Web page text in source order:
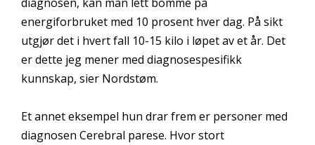
energiforbruket med 10 prosent hver dag. På sikt
utgjør det i hvert fall 10-15 kilo i løpet av et år. Det
er dette jeg mener med diagnosespesifikk
kunnskap, sier Nordstøm.
Et annet eksempel hun drar frem er personer med
diagnosen Cerebral parese. Hvor stort